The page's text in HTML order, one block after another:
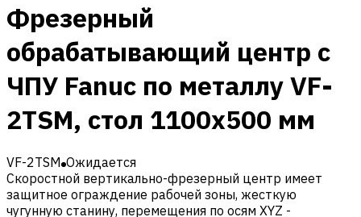
Фрезерный
обрабатывающий центр с
ЧПУ Fanuc по металлу VF-
2TSM, стол 1100х500 мм
VF-2TSM Ожидается
Скоростной вертикально-фрезерный центр имеет
защитное ограждение рабочей зоны, жесткую
чугунную станину, перемещения по осям XYZ -